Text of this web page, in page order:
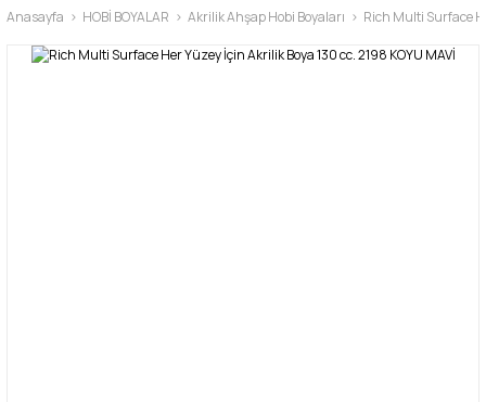
Anasayfa HOBİ BOYALAR Akrilik Ahşap Hobi Boyaları Rich Multi Surface